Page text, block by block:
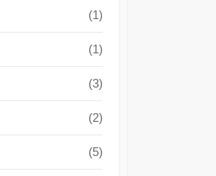
(1)
(1)
(3)
(2)
(5)